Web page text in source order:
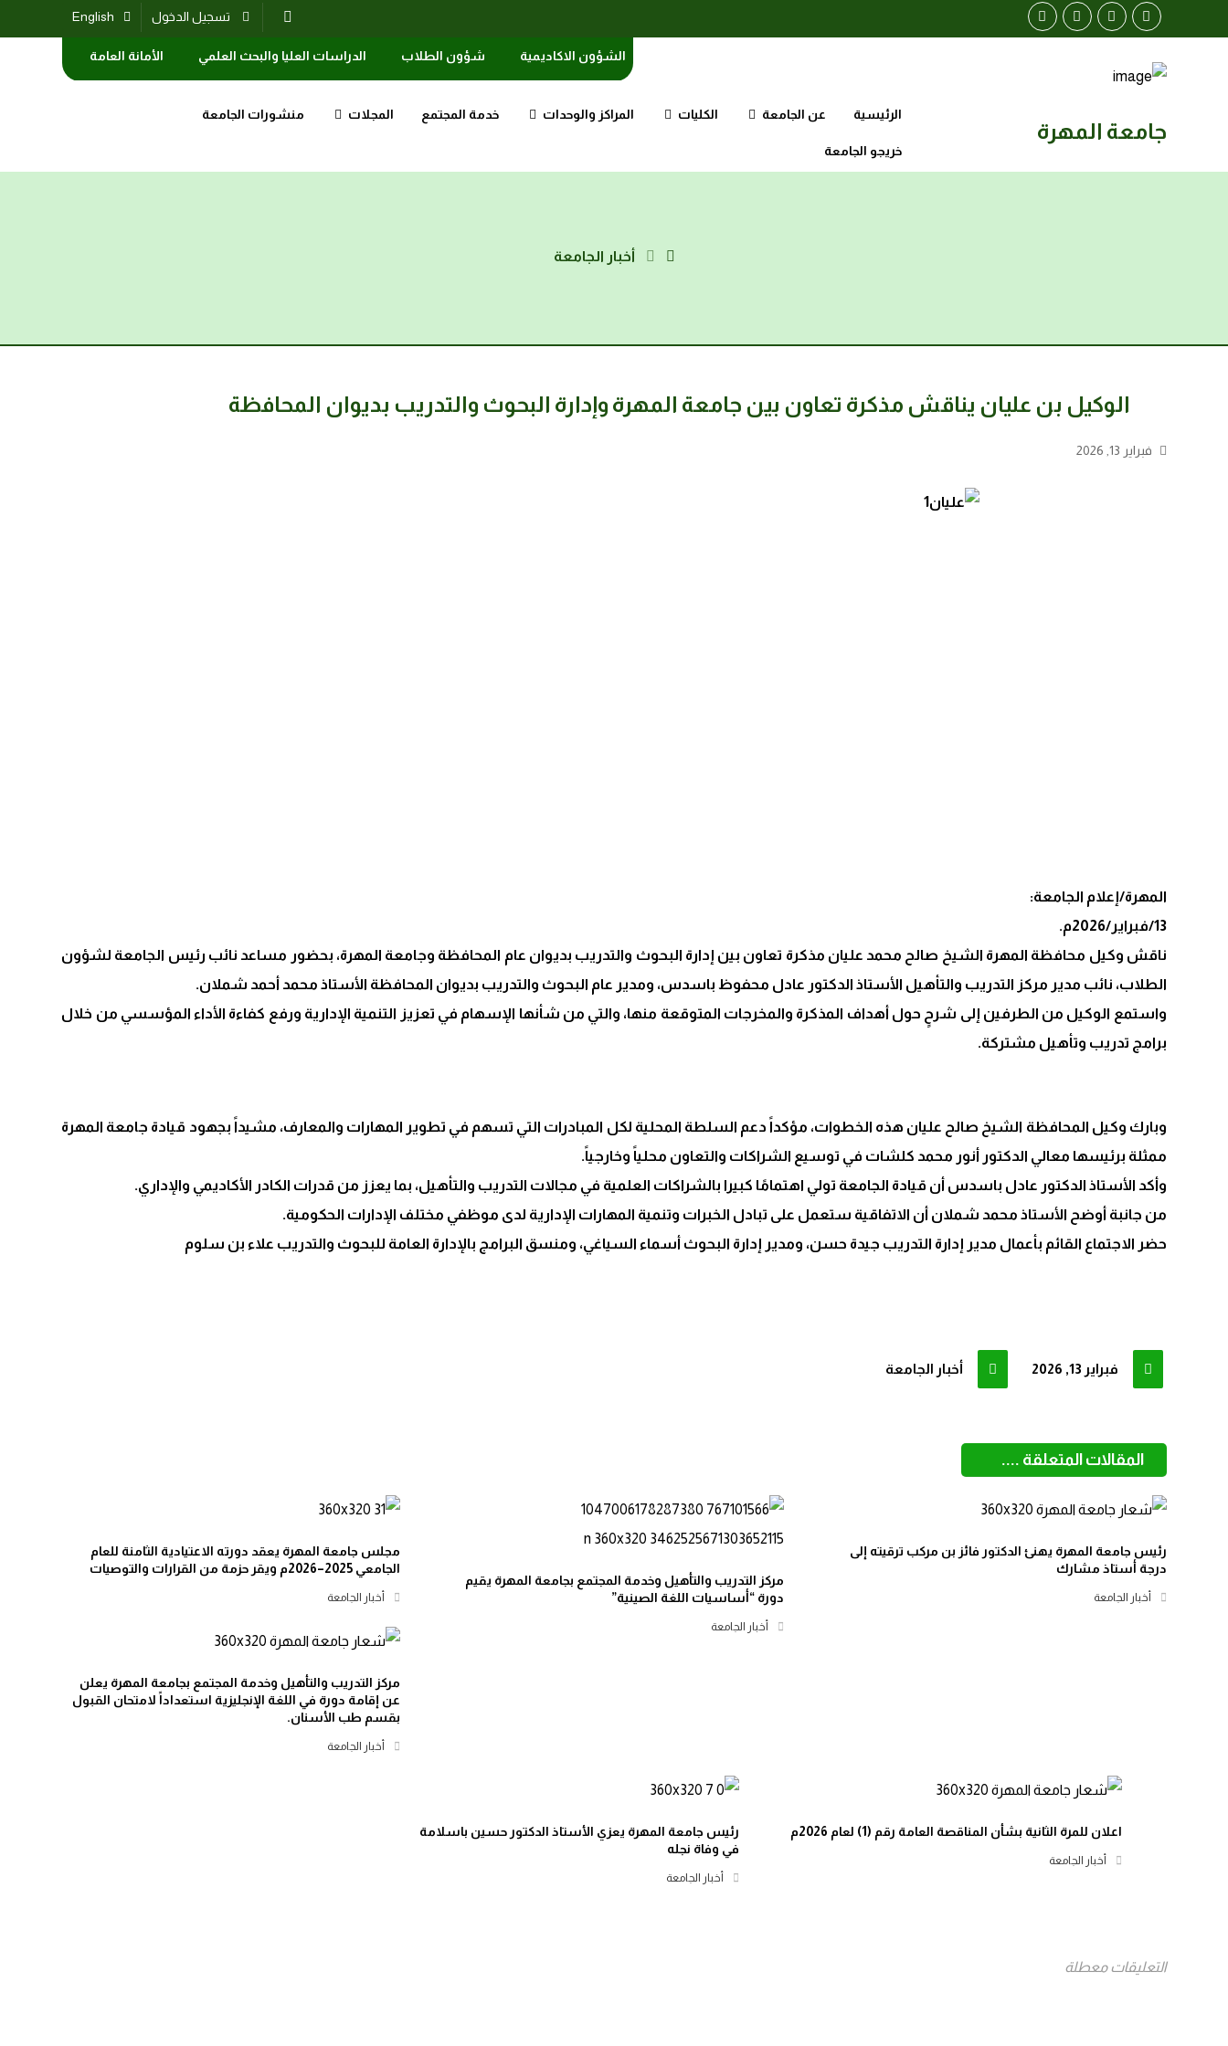
English تسجيل الدخول
الشؤون الاكاديمية شؤون الطلاب الدراسات العليا والبحث العلمي الأمانة العامة
جامعة المهرة
الرئيسية عن الجامعة الكليات المراكز والوحدات خدمة المجتمع المجلات منشورات الجامعة
خريجو الجامعة
أخبار الجامعة
الوكيل بن عليان يناقش مذكرة تعاون بين جامعة المهرة وإدارة البحوث والتدريب بديوان المحافظة
فبراير 13, 2026
المهرة/إعلام الجامعة:
13/فبراير/2026م.
ناقش وكيل محافظة المهرة الشيخ صالح محمد عليان مذكرة تعاون بين إدارة البحوث والتدريب بديوان عام المحافظة وجامعة المهرة، بحضور مساعد نائب رئيس الجامعة لشؤون
الطلاب، نائب مدير مركز التدريب والتأهيل الأستاذ الدكتور عادل محفوظ باسدس، ومدير عام البحوث والتدريب بديوان المحافظة الأستاذ محمد أحمد شملان.
واستمع الوكيل من الطرفين إلى شرحٍ حول أهداف المذكرة والمخرجات المتوقعة منها، والتي من شأنها الإسهام في تعزيز التنمية الإدارية ورفع كفاءة الأداء المؤسسي من خلال
برامج تدريب وتأهيل مشتركة.
وبارك وكيل المحافظة الشيخ صالح عليان هذه الخطوات، مؤكداً دعم السلطة المحلية لكل المبادرات التي تسهم في تطوير المهارات والمعارف، مشيداً بجهود قيادة جامعة المهرة
ممثلة برئيسها معالي الدكتور أنور محمد كلشات في توسيع الشراكات والتعاون محلياً وخارجياً.
وأكد الأستاذ الدكتور عادل باسدس أن قيادة الجامعة تولي اهتمامًا كبيرا بالشراكات العلمية في مجالات التدريب والتأهيل، بما يعزز من قدرات الكادر الأكاديمي والإداري.
من جانبة أوضح الأستاذ محمد شملان أن الاتفاقية ستعمل على تبادل الخبرات وتنمية المهارات الإدارية لدى موظفي مختلف الإدارات الحكومية.
حضر الاجتماع القائم بأعمال مدير إدارة التدريب جيدة حسن، ومدير إدارة البحوث أسماء السياغي، ومنسق البرامج بالإدارة العامة للبحوث والتدريب علاء بن سلوم
فبراير 13, 2026 أخبار الجامعة
المقالات المتعلقة ....
رئيس جامعة المهرة يهنئ الدكتور فائز بن مركب ترقيته إلى
درجة أستاذ مشارك
أخبار الجامعة
مركز التدريب والتأهيل وخدمة المجتمع بجامعة المهرة يقيم
دورة “أساسيات اللغة الصينية”
أخبار الجامعة
مجلس جامعة المهرة يعقد دورته الاعتيادية الثامنة للعام
الجامعي 2025–2026م ويقر حزمة من القرارات والتوصيات
أخبار الجامعة
مركز التدريب والتأهيل وخدمة المجتمع بجامعة المهرة يعلن
عن إقامة دورة في اللغة الإنجليزية استعداداً لامتحان القبول
بقسم طب الأسنان.
أخبار الجامعة
اعلان للمرة الثانية بشأن المناقصة العامة رقم (1) لعام 2026م
أخبار الجامعة
رئيس جامعة المهرة يعزي الأستاذ الدكتور حسين باسلامة
في وفاة نجله
أخبار الجامعة
التعليقات معطلة